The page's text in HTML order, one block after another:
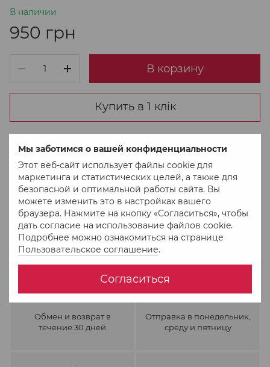
Мы заботимся о вашей конфиденциальности
Этот веб-сайт использует файлы cookie для
маркетинга и статистических целей, а также для
безопасной и оптимальной работы сайта. Вы
можете изменить это в настройках вашего
браузера. Нажмите на кнопку «Согласиться», чтобы
дать согласие на использование файлов cookie.
Подробнее можно ознакомиться на странице
Пользовательское соглашение.
Согласиться
В наличии
950 грн
В корзину
Купить в 1 клік
В избранное К сравнению
Обмен и возврат в
течение 30 дней
Отправка в понедельник,
среду и пятницу